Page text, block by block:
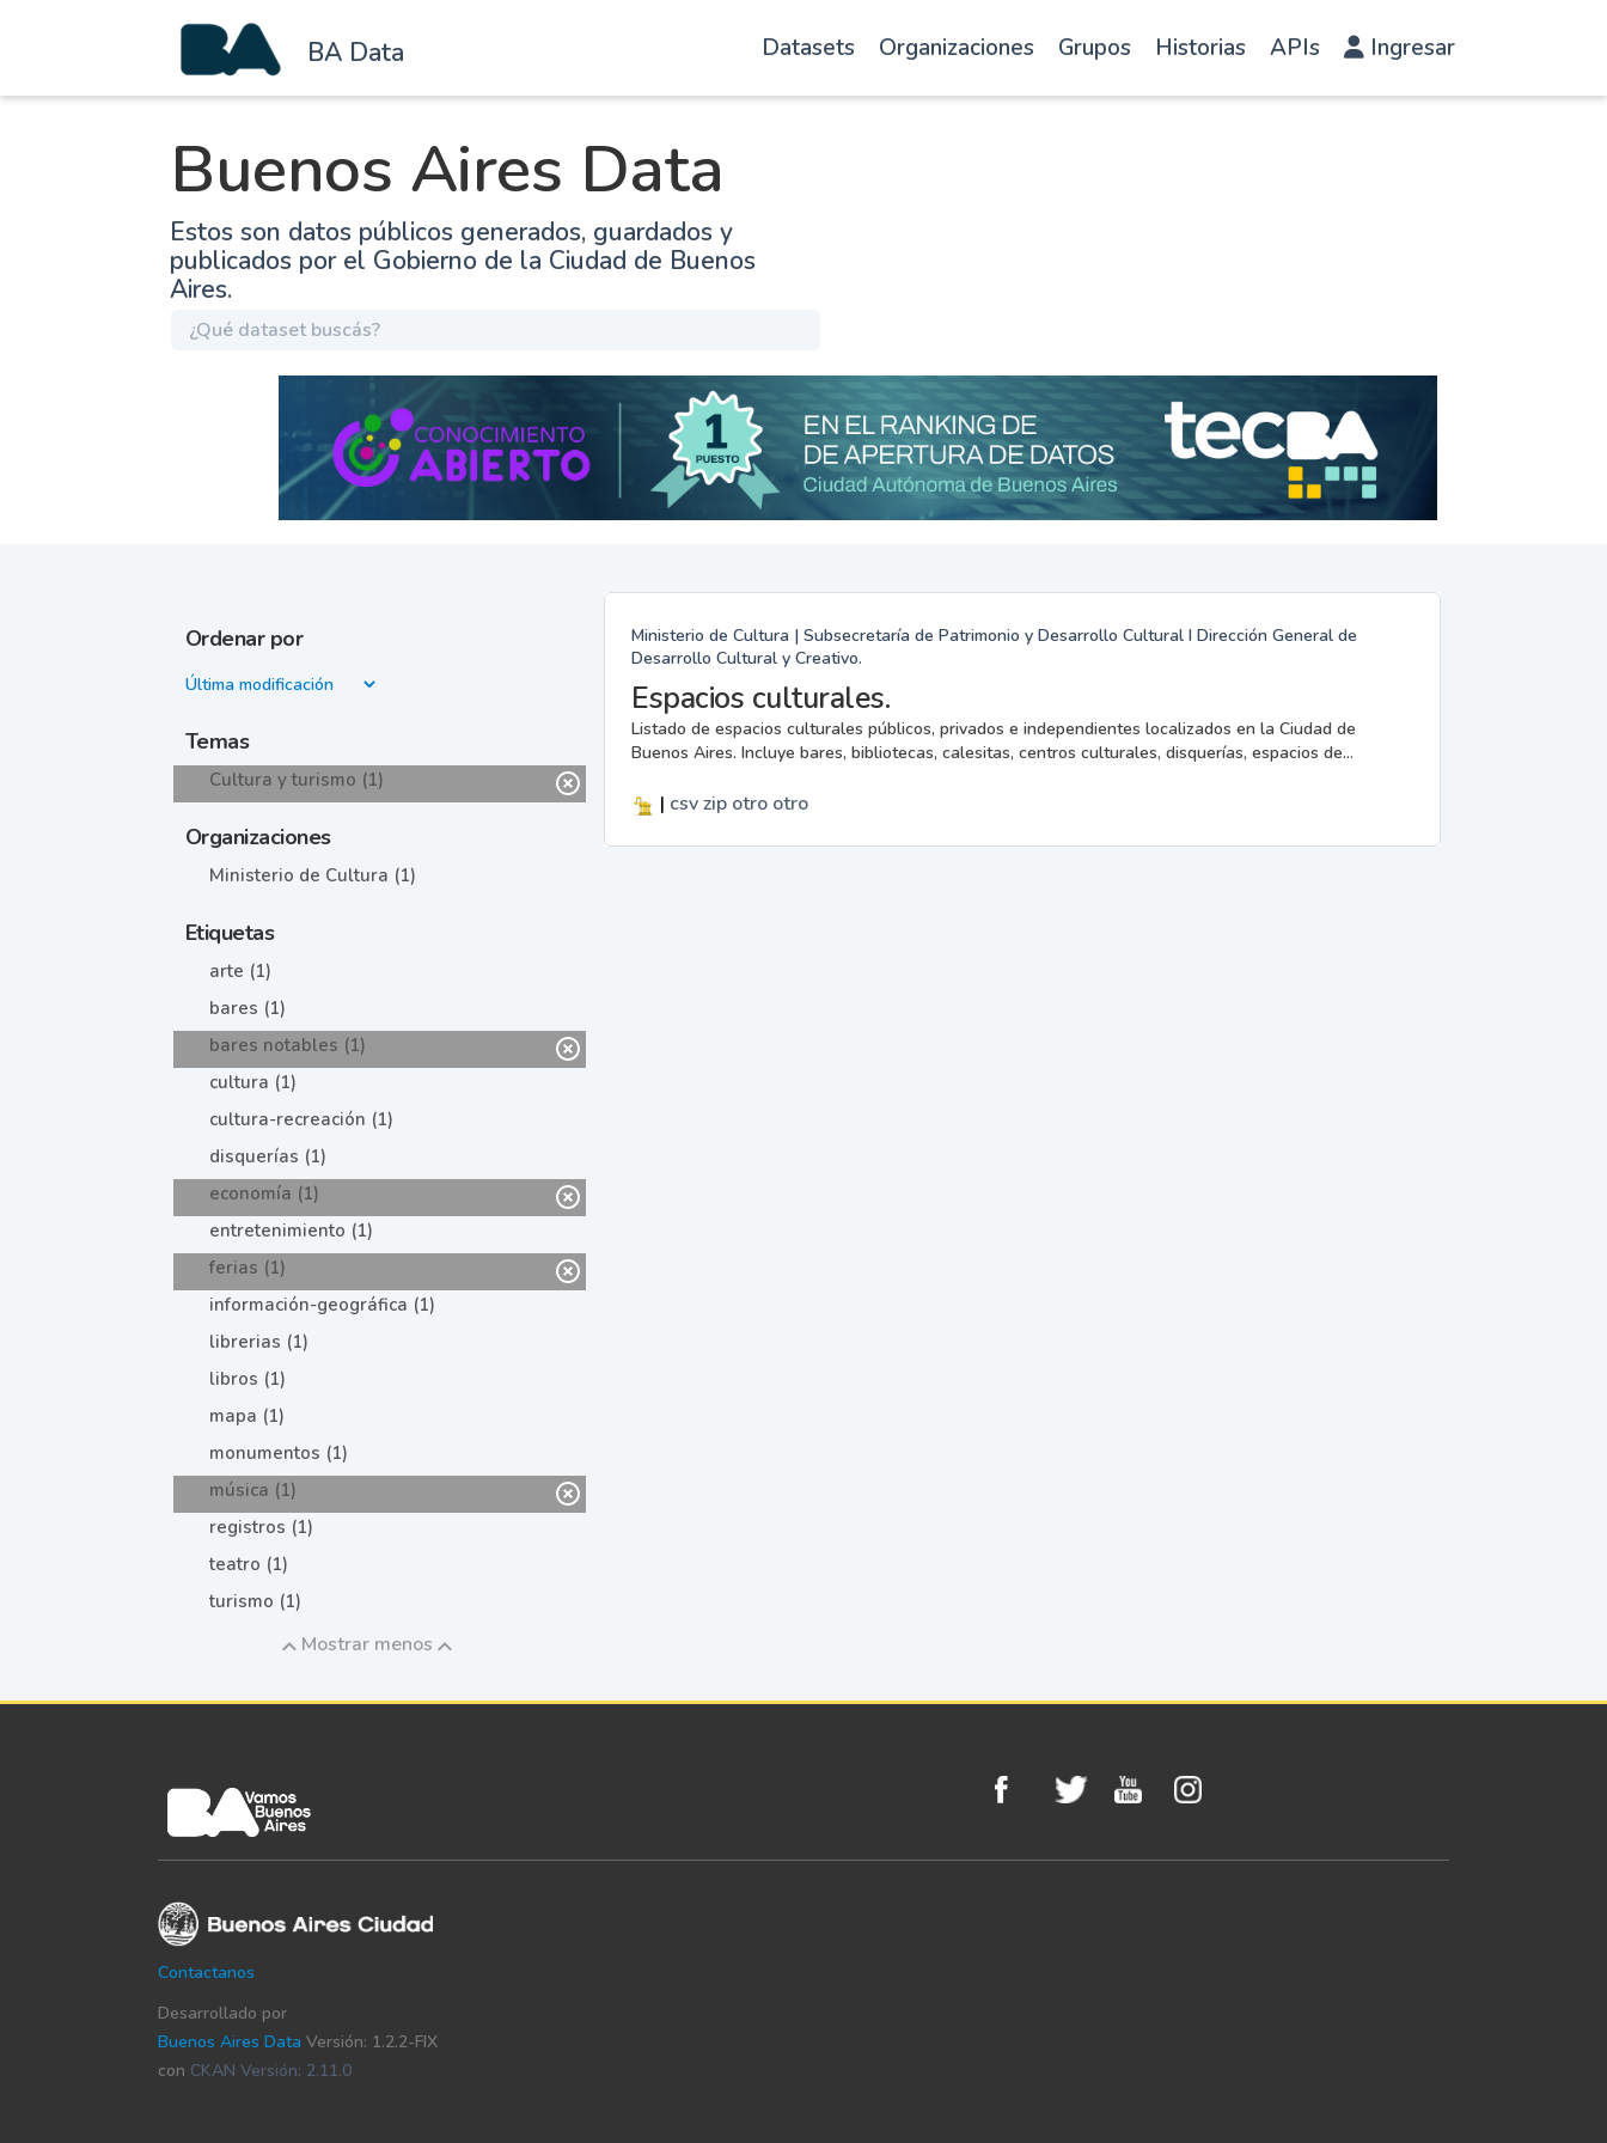
BA Data Datasets Organizaciones Grupos Historias APIs Ingresar
Buenos Aires Data
Estos son datos públicos generados, guardados y
publicados por el Gobierno de la Ciudad de Buenos
Aires.
Ordenar por
Temas
Cultura y turismo (1)
Organizaciones
Ministerio de Cultura (1)
Etiquetas
arte (1)
bares (1)
bares notables (1)
cultura (1)
cultura-recreación (1)
disquerías (1)
economía (1)
entretenimiento (1)
ferias (1)
información-geográfica (1)
librerias (1)
libros (1)
mapa (1)
monumentos (1)
música (1)
registros (1)
teatro (1)
turismo (1)
Mostrar menos
Ministerio de Cultura | Subsecretaría de Patrimonio y Desarrollo Cultural I Dirección General de
Desarrollo Cultural y Creativo.
Espacios culturales.
Listado de espacios culturales públicos, privados e independientes localizados en la Ciudad de
Buenos Aires. Incluye bares, bibliotecas, calesitas, centros culturales, disquerías, espacios de...
| csvzip otro otro
Contactanos
Desarrollado por
Buenos Aires Data Versión: 1.2.2-FIX
con CKAN Versión: 2.11.0